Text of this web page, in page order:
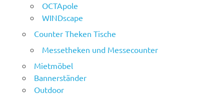
OCTApole
WINDscape
Counter Theken Tische
Messetheken und Messecounter
Mietmöbel
Bannerständer
Outdoor